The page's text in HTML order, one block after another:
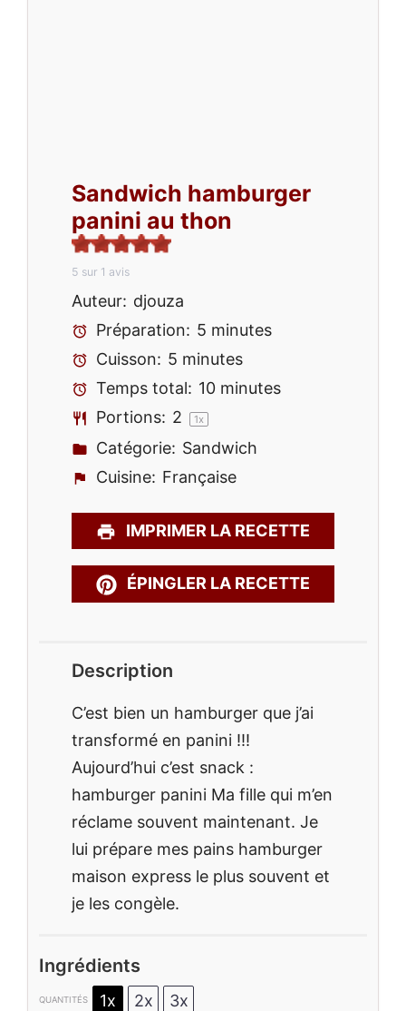
Sandwich hamburger
panini au thon
5 sur 1 avis
Auteur: djouza
Préparation: 5 minutes
Cuisson: 5 minutes
Temps total: 10 minutes
Portions: 2 1x
Catégorie: Sandwich
Cuisine: Française
IMPRIMER LA RECETTE
ÉPINGLER LA RECETTE
Description
C’est bien un hamburger que j’ai
transformé en panini !!!
Aujourd’hui c’est snack :
hamburger panini Ma fille qui m’en
réclame souvent maintenant. Je
lui prépare mes pains hamburger
maison express le plus souvent et
je les congèle.
Ingrédients
QUANTITÉS 1x 2x 3x